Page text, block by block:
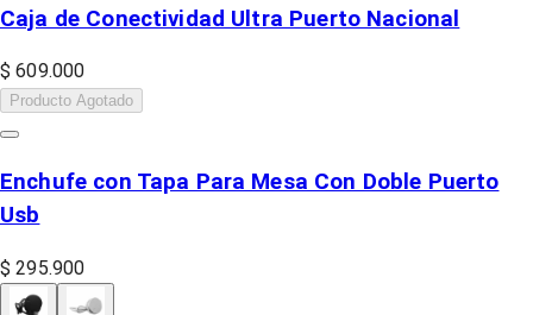
Caja de Conectividad Ultra Puerto Nacional
$ 609.000
Producto Agotado
Enchufe con Tapa Para Mesa Con Doble Puerto
Usb
$ 295.900